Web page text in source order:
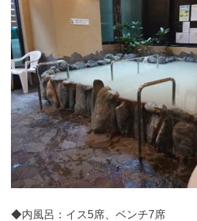
◆内風呂：イス5席、ベンチ7席